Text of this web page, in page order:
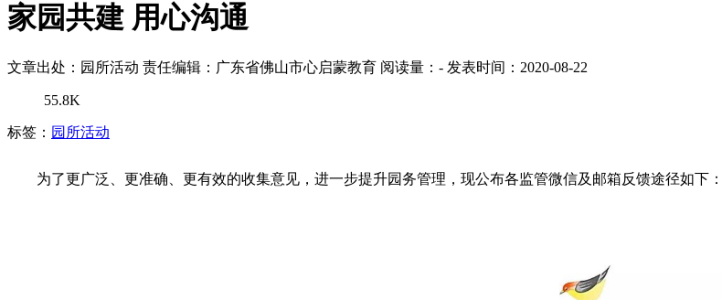
家园共建 用心沟通
文章出处：园所活动 责任编辑：广东省佛山市心启蒙教育 阅读量： - 发表时间：2020-08-22
55.8K
标签： 园所活动
为了更广泛、更准确、更有效的收集意见，进一步提升园务管理，现公布各监管微信及邮箱反馈途径如下：